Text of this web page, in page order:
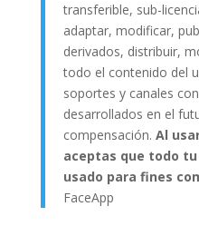
transferible, sub-
adaptar, modificar,
derivados, distribuir,
todo el contenido del
soportes y canales
desarrollados en el
compensación. Al
aceptas que todo
usado para fines
FaceApp